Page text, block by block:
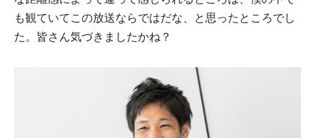
も観ていてこの放送ならではだな、と思ったところでし
た。皆さん気づきましたかね？